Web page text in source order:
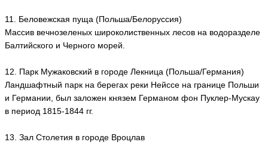
11. Беловежская пуща (Польша/Белоруссия)
Массив вечнозеленых широколиственных лесов на водоразделе
Балтийского и Черного морей.
12. Парк Мужаковский в гopoдe Лекница (Польша/Германия)
Ландшафтный парк на берегах реки Нейссе на границе Польши
и Германии, был заложен князем Германом фон Пуклер-Мускау
в период 1815-1844 гг.
13. Зал Столетия в городе Вроцлав